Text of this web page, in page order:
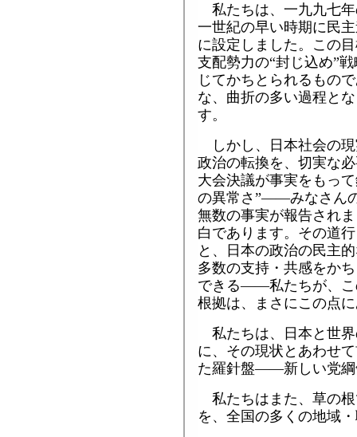
私たちは、一九九七
一世紀の早い時期に民
に設定しました。この
支配勢力の“封じ込め”
じてかちとられるもの
な、曲折の多い過程と
す。
しかし、日本社会の
政治の転換を、切実な
大会決議が事実をもっ
の異常さ”――みなさん
無数の事実が報告され
白であります。その道
と、日本の政治の民主
多数の支持・共感をか
できる――私たちが、こ
根拠は、まさにこの点
私たちは、日本と世
に、その現状とあわせ
た羅針盤――新しい党綱
私たちはまた、草の
を、全国の多くの地域